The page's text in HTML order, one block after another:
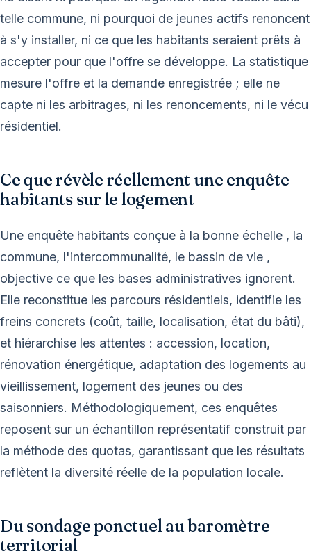
telle commune, ni pourquoi de jeunes actifs renoncent
à s'y installer, ni ce que les habitants seraient prêts à
accepter pour que l'offre se développe. La statistique
mesure l'offre et la demande enregistrée ; elle ne
capte ni les arbitrages, ni les renoncements, ni le vécu
résidentiel.
Ce que révèle réellement une enquête
habitants sur le logement
Une enquête habitants conçue à la bonne échelle , la
commune, l'intercommunalité, le bassin de vie ,
objective ce que les bases administratives ignorent.
Elle reconstitue les parcours résidentiels, identifie les
freins concrets (coût, taille, localisation, état du bâti),
et hiérarchise les attentes : accession, location,
rénovation énergétique, adaptation des logements au
vieillissement, logement des jeunes ou des
saisonniers. Méthodologiquement, ces enquêtes
reposent sur un échantillon représentatif construit par
la méthode des quotas, garantissant que les résultats
reflètent la diversité réelle de la population locale.
Du sondage ponctuel au baromètre
territorial